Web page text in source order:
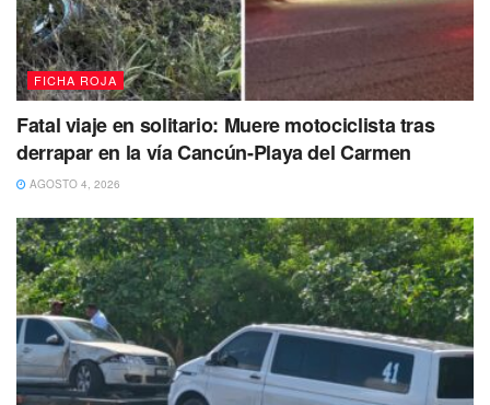
deslinde de responsabilidades.
Cae banda de adolescentes con 58 dosis
de drogas y un arma de fuego
Policías de la Secretaría de Seguridad Pública, como
resultado de las acciones antinarcóticos lograron la
FICHA ROJA
Fatal viaje en solitario: Muere motociclista tras
derrapar en la vía Cancún-Playa del Carmen
AGOSTO 4, 2026